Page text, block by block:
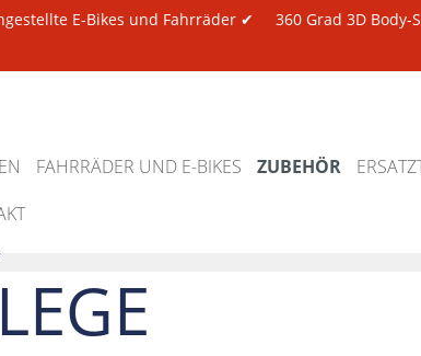
E-Bikes und Fahrräder ✔ 360 Grad 3D Body-
FAHRRÄDER UND E-BIKES ZUBEHÖR